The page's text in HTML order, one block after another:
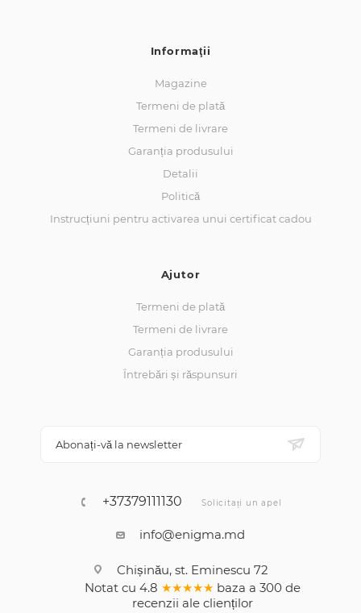
Informaţii
Magazine
Termeni de plată
Termeni de livrare
Garanția produsului
Detalii
Politică
Instrucțiuni pentru activarea unui certificat cadou
Ajutor
Termeni de plată
Termeni de livrare
Garanția produsului
Întrebări și răspunsuri
Abonați-vă la newsletter
+37379111130 Solicitați un apel
info@enigma.md
Chișinău, st. Eminescu 72
Notat cu 4.8 ★★★★★ baza a 300 de
recenzii ale clienților